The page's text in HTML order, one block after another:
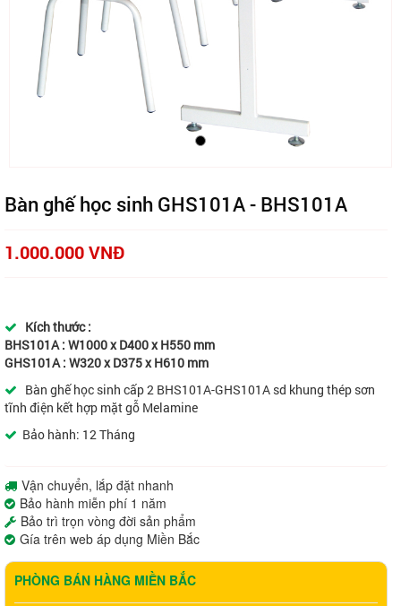
Bàn ghế học sinh GHS101A - BHS101A
1.000.000 VNĐ
Kích thước :
BHS101A : W1000 x D400 x H550 mm
GHS101A : W320 x D375 x H610 mm
Bàn ghế học sinh cấp 2 BHS101A-GHS101A sd khung thép sơn
tĩnh điện kết hợp mặt gỗ Melamine
Bảo hành: 12 Tháng
Vận chuyển, lắp đặt nhanh
Bảo hành miễn phí 1 năm
Bảo trì trọn vòng đời sản phẩm
Gía trên web áp dụng Miền Bắc
PHÒNG BÁN HÀNG MIỀN BẮC